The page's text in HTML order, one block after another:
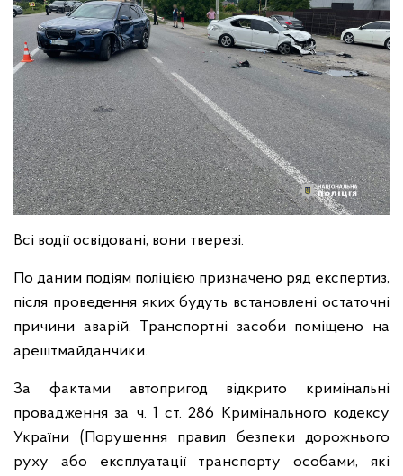
Всі водії освідовані, вони тверезі.
По даним подіям поліцією призначено ряд експертиз,
після проведення яких будуть встановлені остаточні
причини аварій. Транспортні засоби поміщено на
арештмайданчики.
За фактами автопригод відкрито кримінальні
провадження за ч. 1 ст. 286 Кримінального кодексу
України (Порушення правил безпеки дорожнього
руху або експлуатації транспорту особами, які